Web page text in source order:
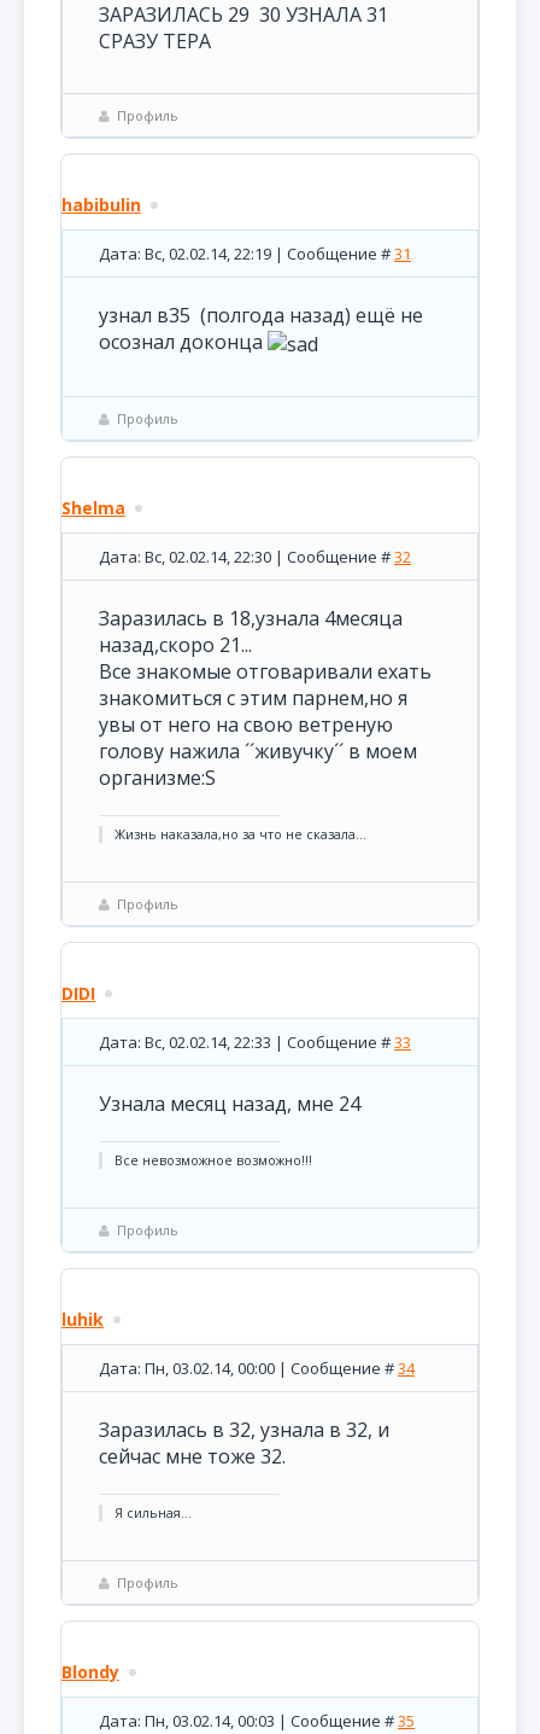
ЗАРАЗИЛАСЬ 29 30 УЗНАЛА 31
СРАЗУ ТЕРА
Профиль
habibulin
Дата: Вс, 02.02.14, 22:19 | Сообщение #31
узнал в35 (полгода назад) ещё не
осознал доконца
Профиль
Shelma
Дата: Вс, 02.02.14, 22:30 | Сообщение #32
Заразилась в 18,узнала 4месяца
назад,скоро 21...
Все знакомые отговаривали ехать
знакомиться с этим парнем,но я
увы от него на свою ветреную
голову нажила ´´живучку´´ в моем
организме:S
Жизнь наказала,но за что не сказала...
Профиль
DIDI
Дата: Вс, 02.02.14, 22:33 | Сообщение #33
Узнала месяц назад, мне 24
Все невозможное возможно!!!
Профиль
luhik
Дата: Пн, 03.02.14, 00:00 | Сообщение #34
Заразилась в 32, узнала в 32, и
сейчас мне тоже 32.
Я сильная...
Профиль
Blondy
Дата: Пн, 03.02.14, 00:03 | Сообщение #35